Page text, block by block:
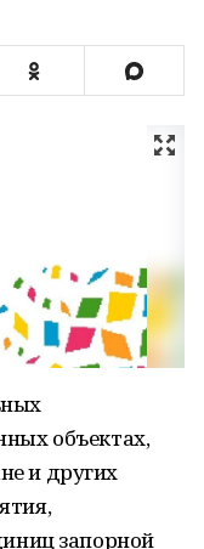
объектах,
и других
запорной